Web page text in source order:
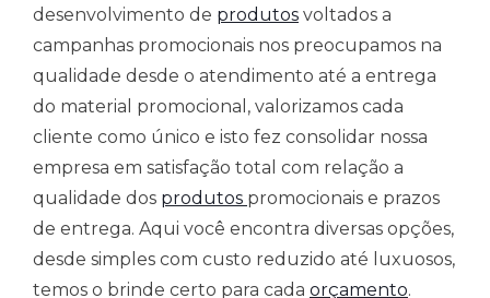
desenvolvimento de produtos voltados a
campanhas promocionais nos preocupamos na
qualidade desde o atendimento até a entrega
do material promocional, valorizamos cada
cliente como único e isto fez consolidar nossa
empresa em satisfação total com relação a
qualidade dos produtos promocionais e prazos
de entrega. Aqui você encontra diversas opções,
desde simples com custo reduzido até luxuosos,
temos o brinde certo para cada orçamento.